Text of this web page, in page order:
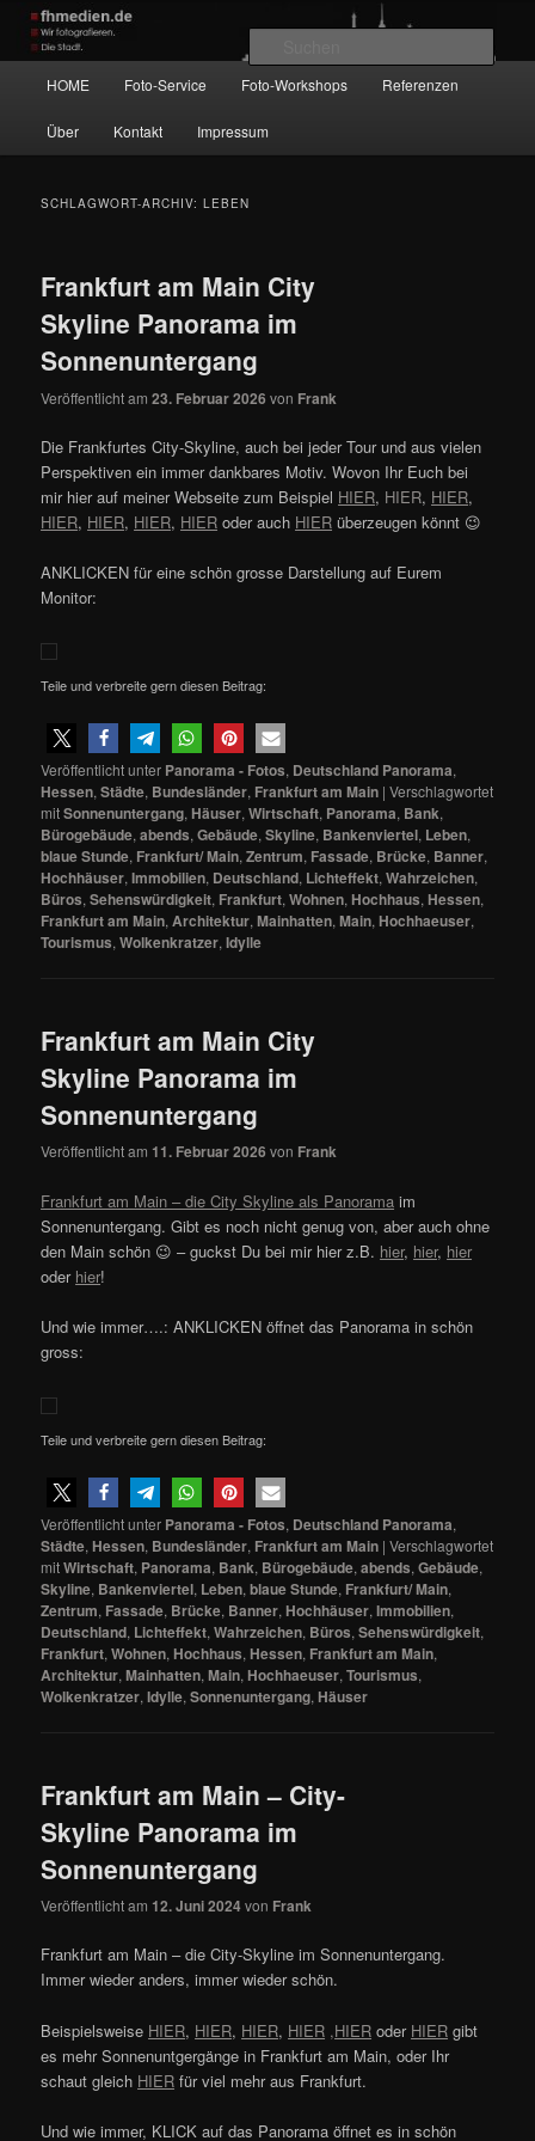
Zum
primären
Inhalt
springen
Zum
sekundären
Inhalt
springen
Wir fotografieren die Hauptstadt!
HOME Foto-Service Foto-Workshops Referenzen
Über Kontakt Impressum
SCHLAGWORT-ARCHIV:LEBEN
Frankfurt am Main City
Skyline Panorama im
Sonnenuntergang
Veröffentlicht am23. Februar 2026 von Frank
Die Frankfurtes City-Skyline, auch bei jeder Tour und aus vielen
Perspektiven ein immer dankbares Motiv. Wovon Ihr Euch bei
mir hier auf meiner Webseite zum Beispiel HIER, HIER, HIER,
HIER, HIER, HIER, HIER oder auch HIER überzeugen könnt 😉
ANKLICKEN für eine schön grosse Darstellung auf Eurem
Monitor:
Teile und verbreite gern diesen Beitrag:
Veröffentlicht unter Panorama - Fotos, Deutschland Panorama,
Hessen,Städte, Bundesländer, Frankfurt am Main |Verschlagwortet
mitSonnenuntergang, Häuser,Wirtschaft, Panorama, Bank,
Bürogebäude,abends,Gebäude,Skyline, Bankenviertel, Leben,
blaue Stunde, Frankfurt/ Main,Zentrum, Fassade, Brücke, Banner,
Hochhäuser,Immobilien, Deutschland, Lichteffekt,Wahrzeichen,
Büros,Sehenswürdigkeit, Frankfurt,Wohnen, Hochhaus, Hessen,
Frankfurt am Main, Architektur,Mainhatten,Main, Hochhaeuser,
Tourismus,Wolkenkratzer,Idylle
Frankfurt am Main City
Skyline Panorama im
Sonnenuntergang
Veröffentlicht am 11. Februar 2026 von Frank
Frankfurt am Main – die City Skyline als Panorama im
Sonnenuntergang. Gibt es noch nicht genug von, aber auch ohne
den Main schön 😉 – guckst Du bei mir hier z.B. hier, hier, hier
oder hier!
Und wie immer….: ANKLICKEN öffnet das Panorama in schön
gross:
Teile und verbreite gern diesen Beitrag:
Veröffentlicht unter Panorama - Fotos, Deutschland Panorama,
Städte, Hessen, Bundesländer, Frankfurt am Main |Verschlagwortet
mitWirtschaft, Panorama, Bank, Bürogebäude,abends,Gebäude,
Skyline, Bankenviertel, Leben,blaue Stunde, Frankfurt/ Main,
Zentrum, Fassade, Brücke, Banner, Hochhäuser,Immobilien,
Deutschland, Lichteffekt,Wahrzeichen, Büros,Sehenswürdigkeit,
Frankfurt,Wohnen, Hochhaus, Hessen, Frankfurt am Main,
Architektur,Mainhatten,Main, Hochhaeuser,Tourismus,
Wolkenkratzer,Idylle,Sonnenuntergang, Häuser
Frankfurt am Main – City-
Skyline Panorama im
Sonnenuntergang
Veröffentlicht am 12. Juni 2024von Frank
Frankfurt am Main – die City-Skyline im Sonnenuntergang.
Immer wieder anders, immer wieder schön.
Beispielsweise HIER, HIER, HIER, HIER ,HIER oder HIER gibt
es mehr Sonnenuntgergänge in Frankfurt am Main, oder Ihr
schaut gleich HIER für viel mehr aus Frankfurt.
Und wie immer, KLICK auf das Panorama öffnet es in schön